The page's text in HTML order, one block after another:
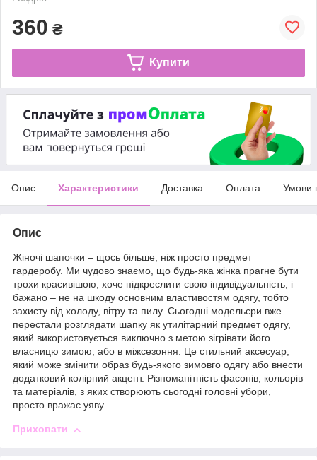
360 ₴
Купити
Опис Характеристики Доставка Оплата Умови
Опис
Жіночі шапочки – щось більше, ніж просто предмет
гардеробу. Ми чудово знаємо, що будь-яка жінка прагне бути
трохи красивішою, хоче підкреслити свою індивідуальність, і
бажано – не на шкоду основним властивостям одягу, тобто
захисту від холоду, вітру та пилу. Сьогодні модельєри вже
перестали розглядати шапку як утилітарний предмет одягу,
який використовується виключно з метою зігрівати його
власницю зимою, або в міжсезоння. Це стильний аксесуар,
який може змінити образ будь-якого зимовго одягу або внести
додатковий колірний акцент. Різноманітність фасонів, кольорів
та матеріалів, з яких створюють сьогодні головні убори,
просто вражає уяву.
Приховати